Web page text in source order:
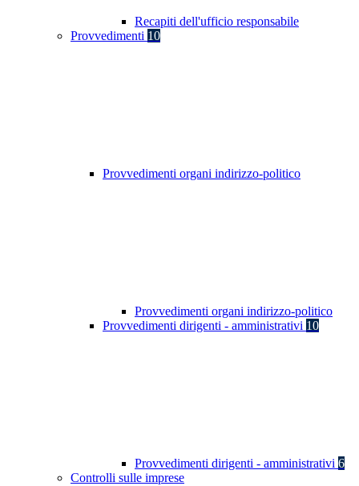
Recapiti dell'ufficio responsabile
Provvedimenti 10
Provvedimenti organi indirizzo-politico
Provvedimenti organi indirizzo-politico
Provvedimenti dirigenti - amministrativi 10
Provvedimenti dirigenti - amministrativi 6
Controlli sulle imprese